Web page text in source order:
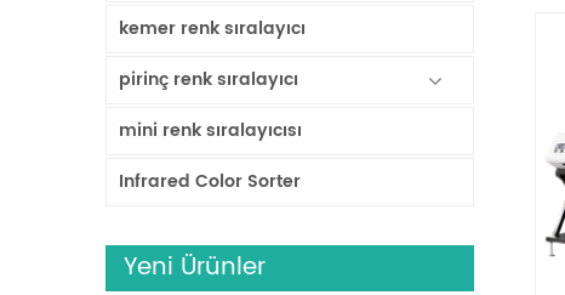
kemer renk sıralayıcı
pirinç renk sıralayıcı
mini renk sıralayıcısı
Infrared Color Sorter
Yeni Ürünler